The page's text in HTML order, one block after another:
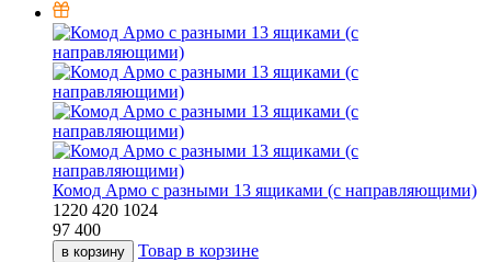
Комод Армо с разными 13 ящиками (с направляющими)
1220 420 1024
97 400
в корзину Товар в корзине